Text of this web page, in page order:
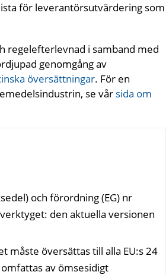
för leverantörsutvärdering som
regelefterlevnad i samband med
genomgång av
översättningar. För en
se vår sida om
och förordning (EG) nr
den aktuella versionen
måste översättas till alla EU:s 24
av ömsesidigt